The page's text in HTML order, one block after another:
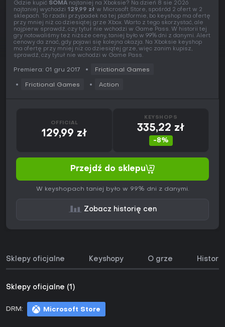
Gdzie kupić SOMA najtaniej na Xboksie? Na dzień 8 sie 2026
najtaniej wychodzi 129,99 zł w Microsoft Store, spośród 2 ofert w 2
sklepach. To rzadki przypadek na tej platformie, bo keyshop ma ofertę
przy mniej niż co dziesiątej grze Xbox. Warto z tego skorzystać, ale
najpierw sprawdź, czy tytuł nie wchodzi w Game Pass. W historii tej
gry notowaliśmy też niższe ceny, taniej było w 99% dni z danymi. Alert
cenowy da znać, gdy pojawi się kolejna okazja. Na Xboksie keyshop
ma ofertę przy mniej niż co dziesiątej grze, więc zanim kupisz,
sprawdź, czy tytuł nie wchodzi w Game Pass.
Premiera: 01 gru 2017 Frictional Games
Frictional Games Action
OFFICIAL
129,99 zł
KEYSHOPS
335,22 zł
-8%
Przejdź do sklepu
W keyshopach taniej było w 99% dni z danymi.
Zobacz historię cen
Sklepy oficjalne Keyshopy O grze
Sklepy oficjalne (1)
DRM: Microsoft Store